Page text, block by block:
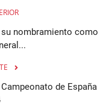
nombramiento como
de España